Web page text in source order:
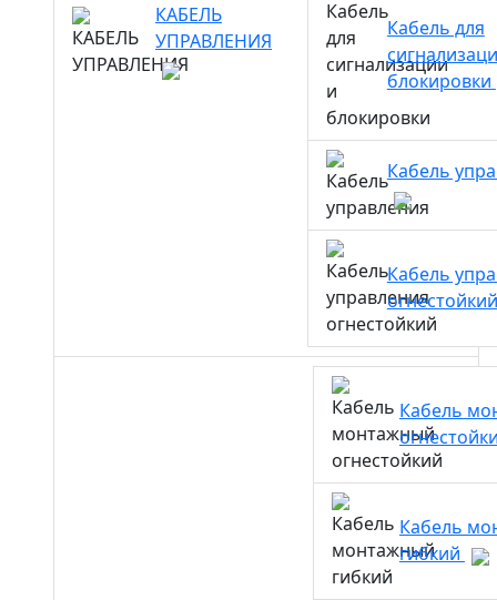
КАБЕЛЬ
УПРАВЛЕНИЯ
Кабель для
блокировки
Кабель
Кабель
Кабель
Кабель
гибкий